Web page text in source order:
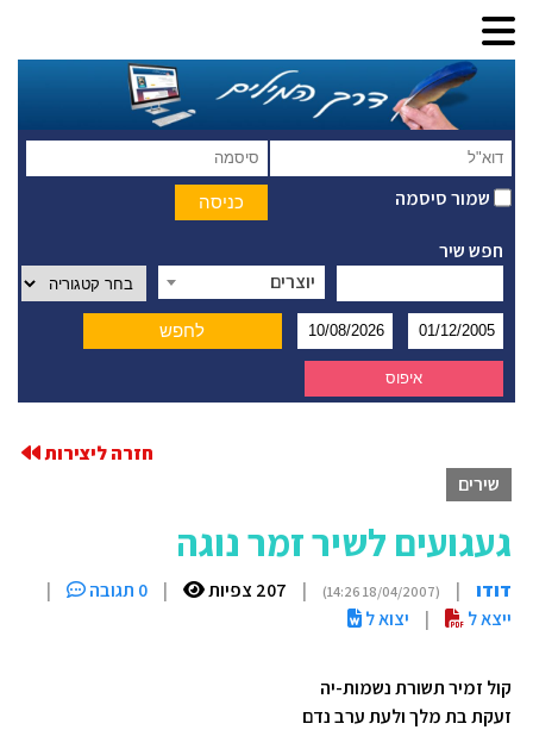
שמור סיסמה
חפש שיר
יוצרים
חזרה ליצירות
שירים
געגועים לשיר זמר נוגה
דודו |
(18/04/2007 14:26)
| 207 צפיות | 0 תגובה
|
ייצא ל
| יצוא ל
קול זמיר תשורת נשמות-יה
זעקת בת מלך ולעת ערב נדם